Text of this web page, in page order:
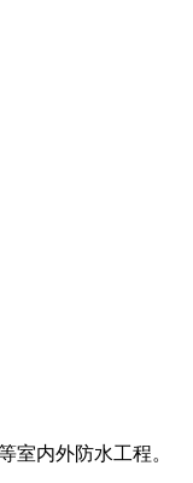
室内外防水工程。